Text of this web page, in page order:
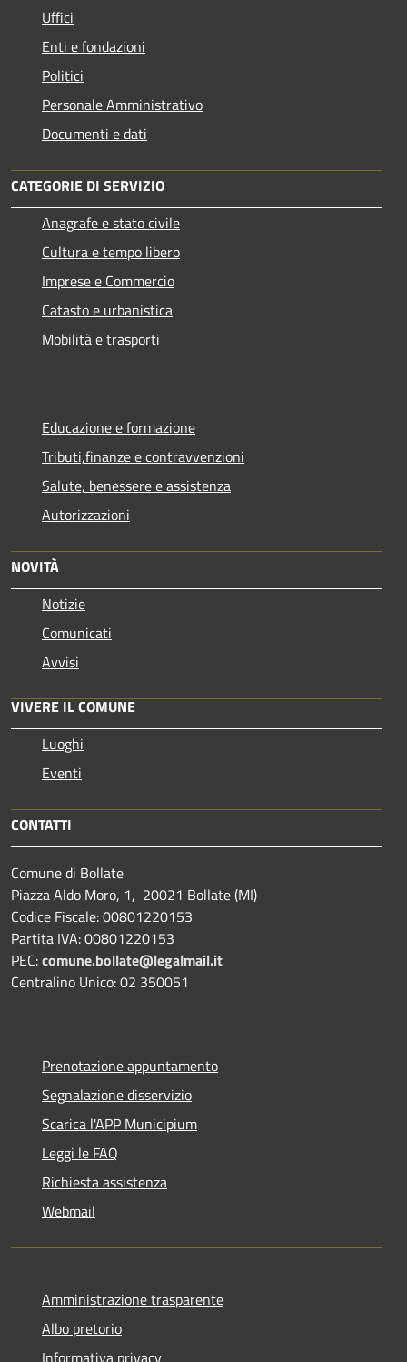
Uffici
Enti e fondazioni
Politici
Personale Amministrativo
Documenti e dati
CATEGORIE DI SERVIZIO
Anagrafe e stato civile
Cultura e tempo libero
Imprese e Commercio
Catasto e urbanistica
Mobilità e trasporti
Educazione e formazione
Tributi,finanze e contravvenzioni
Salute, benessere e assistenza
Autorizzazioni
NOVITÀ
Notizie
Comunicati
Avvisi
VIVERE IL COMUNE
Luoghi
Eventi
CONTATTI
Comune di Bollate
Piazza Aldo Moro, 1, 20021 Bollate (MI)
Codice Fiscale: 00801220153
Partita IVA: 00801220153
PEC:comune.bollate@legalmail.it
Centralino Unico: 02 350051
Prenotazione appuntamento
Segnalazione disservizio
Scarica l'APP Municipium
Leggi le FAQ
Richiesta assistenza
Webmail
Amministrazione trasparente
Albo pretorio
Informativa privacy